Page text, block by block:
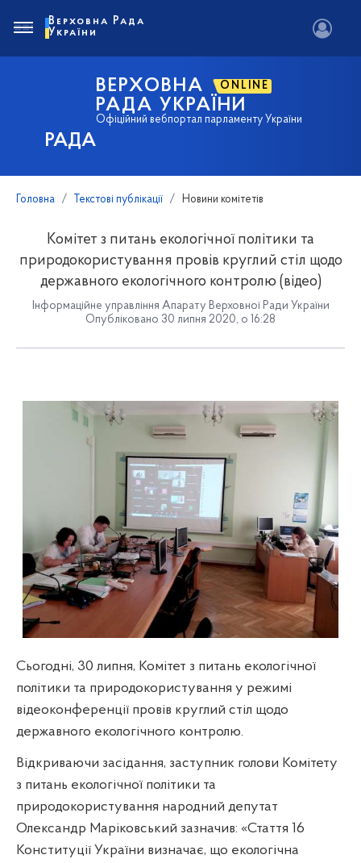
РАДА
ВЕРХОВНА ONLINE
РАДА УКРАЇНИ
Офіційний вебпортал парламенту України
Верховна Рада
України
Головна Текстові публікації Новини комітетів
Комітет з питань екологічної політики та
природокористування провів круглий стіл щодо
державного екологічного контролю (відео)
Інформаційне управління Апарату Верховної Ради України
Опубліковано 30 липня 2020, о 16:28
Сьогодні, 30 липня, Комітет з питань екологічної
політики та природокористування у режимі
відеоконференції провів круглий стіл щодо
державного екологічного контролю.
Відкриваючи засідання, заступник голови Комітету
з питань екологічної політики та
природокористування народний депутат
Олександр Маріковський зазначив: «Стаття 16
Конституції України визначає, що екологічна